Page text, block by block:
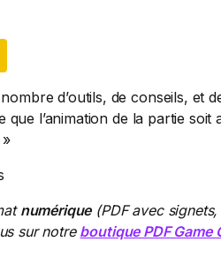
d’outils, de conseils, et
l’animation de la partie soit
numérique(PDF avec
sur notre boutique PDF Game